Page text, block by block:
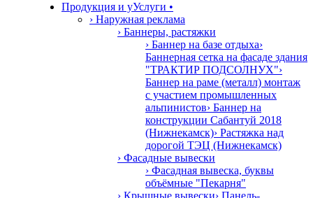
Продукция и уУслуги •
› Наружная реклама
› Баннеры, растяжки
› Баннер на базе отдыха›
Баннерная сетка на фасаде здания
"ТРАКТИР ПОДСОЛНУХ"›
Баннер на раме (металл) монтаж
с участием промышленных
альпинистов› Баннер на
конструкции Сабантуй 2018
(Нижнекамск)› Растяжка над
дорогой ТЭЦ (Нижнекамск)
› Фасадные вывески
› Фасадная вывеска, буквы
объёмные "Пекарня"
› Крышные вывески› Панель-